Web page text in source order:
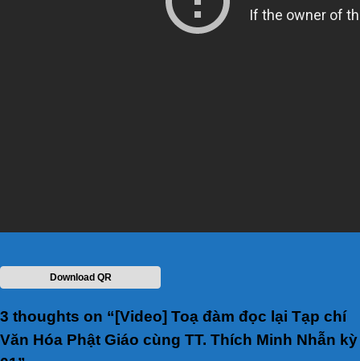
Download QR
3 thoughts on “[Video] Toạ đàm đọc lại Tạp chí
Văn Hóa Phật Giáo cùng TT. Thích Minh Nhẫn kỳ